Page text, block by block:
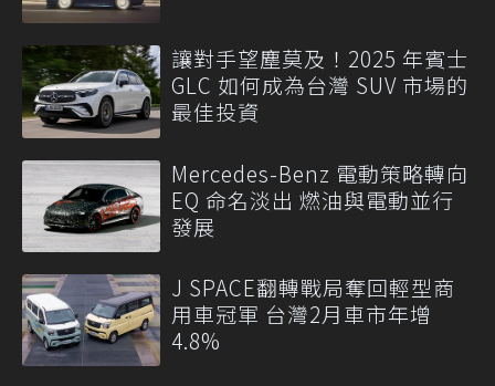
讓對手望塵莫及！2025 年賓士
GLC 如何成為台灣 SUV 市場的
最佳投資
Mercedes-Benz 電動策略轉向
EQ 命名淡出 燃油與電動並行
發展
J SPACE翻轉戰局奪回輕型商
用車冠軍 台灣2月車市年增
4.8%